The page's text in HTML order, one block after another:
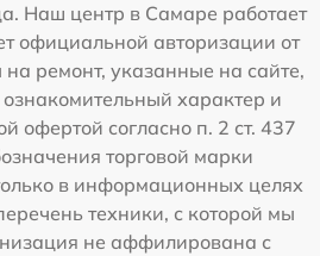
Наш центр в Самаре работает
официальной авторизации от
ремонт, указанные на сайте,
характер и
офертой согласно п. 2 ст. 437
торговой марки
в информационных целях
техники, с которой мы
не аффилирована с